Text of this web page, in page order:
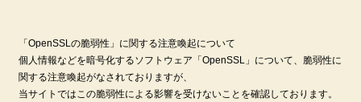
「OpenSSLの脆弱性」に関する注意喚起について
個人情報などを暗号化するソフトウェア「OpenSSL」について、脆弱性に
関する注意喚起がなされておりますが、
当サイトではこの脆弱性による影響を受けないことを確認しております。